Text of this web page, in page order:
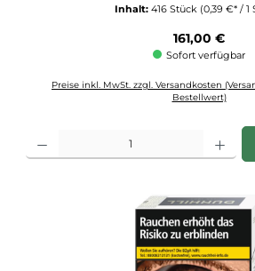
Inhalt: 416 Stück (0,39 €* / 1
Regulärer
161,00 €
Sofort verfügbar
Preise inkl. MwSt. zzgl. Versandkosten
Bestellwert)
Produkt Anzahl: Gib den gewünschten Wert ein